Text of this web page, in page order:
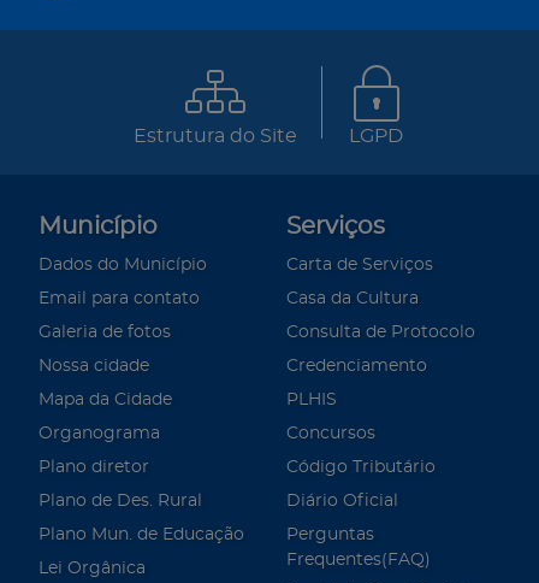
Estrutura do Site LGPD
Município
Dados do Município
Email para contato
Galeria de fotos
Nossa cidade
Mapa da Cidade
Organograma
Plano diretor
Plano de Des. Rural
Plano Mun. de Educação
Lei Orgânica
Serviços
Carta de Serviços
Casa da Cultura
Consulta de Protocolo
Credenciamento
PLHIS
Concursos
Código Tributário
Diário Oficial
Perguntas
Frequentes(FAQ)